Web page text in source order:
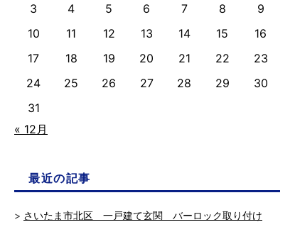
3
4 5 6 7 8
9
10
11 12 13 14 15
16
17
18 19 20 21 22
23
24
25 26 27 28 29
30
31
« 12月
最近の記事
さいたま市北区 一戸建て玄関 バーロック取り付け